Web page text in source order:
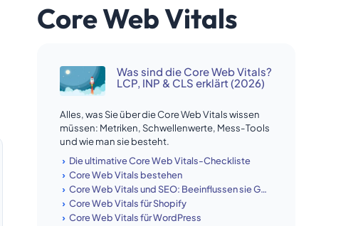
Core Web Vitals
Was sind die Core Web Vitals?
LCP, INP & CLS erklärt (2026)
Alles, was Sie über die Core Web Vitals wissen
müssen: Metriken, Schwellenwerte, Mess-Tools
und wie man sie besteht.
Die ultimative Core Web Vitals-Checkliste
Core Web Vitals bestehen
Core Web Vitals und SEO: Beeinflussen sie Google-Rankings?
Core Web Vitals für Shopify
Core Web Vitals für WordPress